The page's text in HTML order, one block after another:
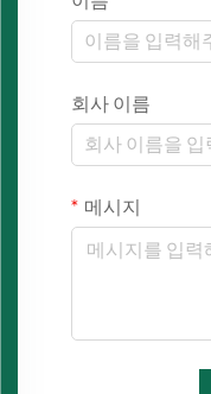
회사 이름
메시지